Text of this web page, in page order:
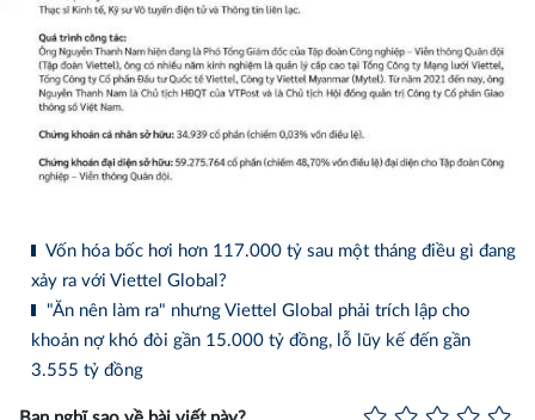
Vốn hóa bốc hơi hơn 117.000 tỷ sau một tháng điều gì đang
xảy ra với Viettel Global?
"Ăn nên làm ra" nhưng Viettel Global phải trích lập cho
khoản nợ khó đòi gần 15.000 tỷ đồng, lỗ lũy kế đến gần
3.555 tỷ đồng